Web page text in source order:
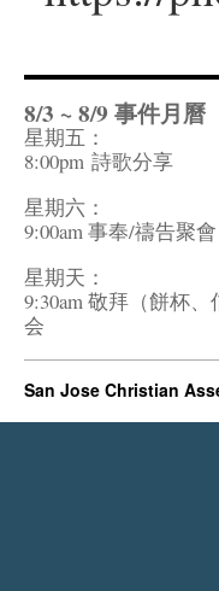
8/3 ~ 8/9 事件月曆
星期五：
8:00pm 詩歌分享
星期六：
9:00am 事奉/禱告聚會
星期天：
9:30am 敬拜（餅杯、
会
San Jose Christian